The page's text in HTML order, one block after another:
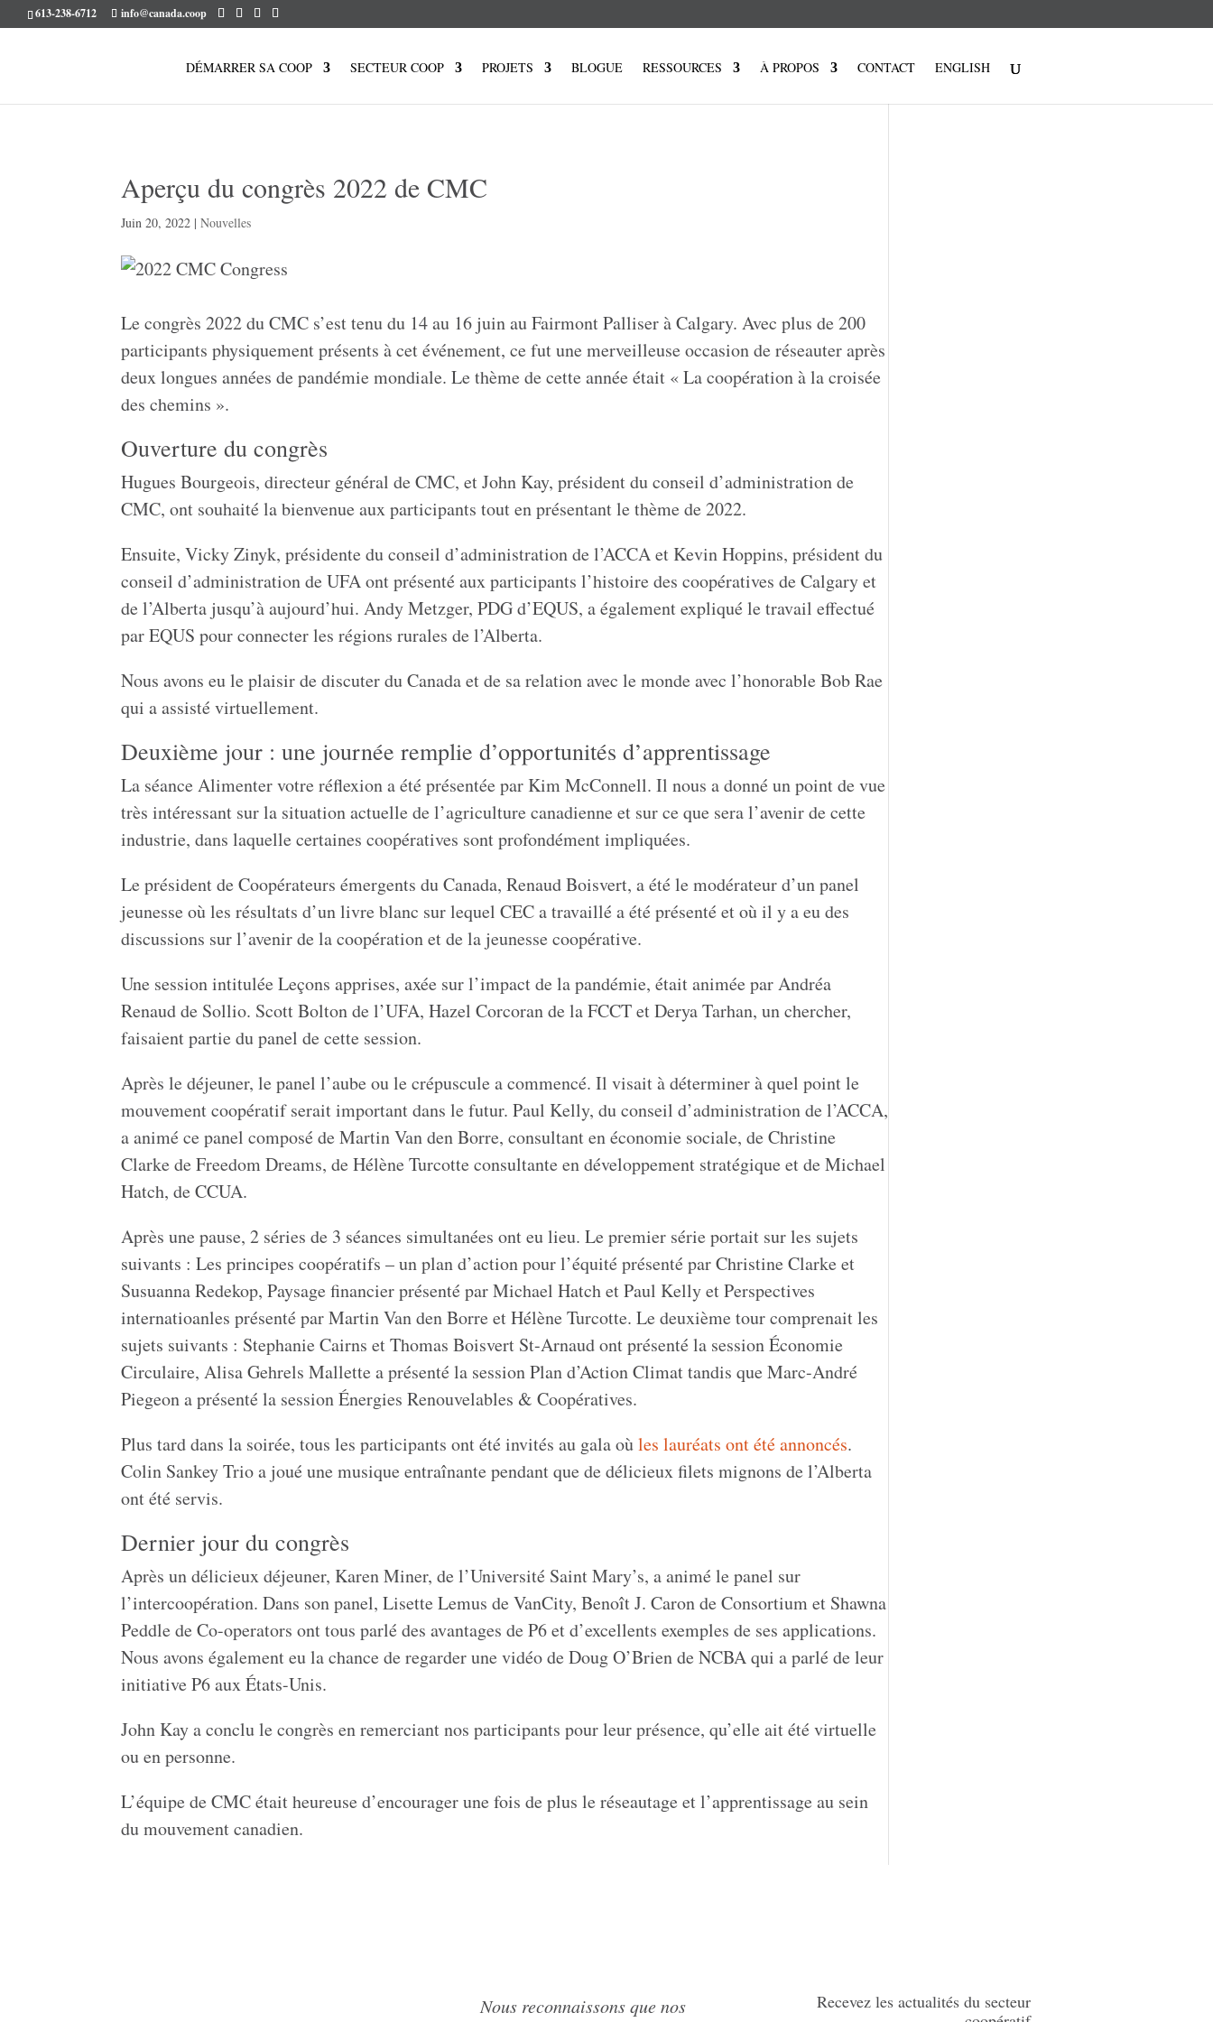
613-238-6712 info@canada.coop
DÉMARRER SA COOP SECTEUR COOP PROJETS BLOGUE RESSOURCES À PROPOS CONTACT ENGLISH
Aperçu du congrès 2022 de CMC
Juin 20, 2022 |Nouvelles
Le congrès 2022 du CMC s’est tenu du 14 au 16 juin au FairmontPalliserà Calgary. Avec plus de 200
participants physiquement présents à cet événement, ce fut une merveilleuse occasion de réseauter après
deux longues années de pandémie mondiale. Le thème de cette année était « La coopération à la croisée
des chemins ».
Ouverture du congrès
Hugues Bourgeois, directeur général de CMC, et John Kay, président du conseil d’administration de
CMC, ont souhaité la bienvenue aux participants tout en présentant le thème de 2022.
Ensuite, Vicky Zinyk, présidente du conseil d’administration de l’ACCA et Kevin Hoppins, président du
conseil d’administration de UFA ont présenté aux participants l’histoire des coopératives de Calgary et
de l’Alberta jusqu’à aujourd’hui. Andy Metzger, PDG d’EQUS, a également expliqué le travail effectué
par EQUS pour connecter les régions rurales de l’Alberta.
Nous avons eu le plaisir de discuter du Canada et de sa relation avec le monde avec l’honorable Bob Rae
qui a assisté virtuellement.
Deuxième jour : une journée remplie d’opportunités d’apprentissage
La séance Alimenter votre réflexion a été présentée par Kim McConnell. Il nous a donné un point de vue
très intéressant sur la situation actuelle de l’agriculture canadienne et sur ce que sera l’avenir de cette
industrie, dans laquelle certaines coopératives sont profondément impliquées.
Le président de Coopérateurs émergents du Canada, Renaud Boisvert, a été le modérateur d’un panel
jeunesse où les résultats d’un livre blanc sur lequel CEC a travaillé a été présenté et où il y a eu des
discussions sur l’avenir de la coopération et de la jeunesse coopérative.
Une session intitulée Leçons apprises, axée sur l’impact de la pandémie, était animée par Andréa
Renaud de Sollio. Scott Bolton de l’UFA, Hazel Corcoran de la FCCT et Derya Tarhan, un chercher,
faisaient partie du panel de cette session.
Après le déjeuner, le panel l’aube ou le crépuscule a commencé. Il visait à déterminer à quel point le
mouvement coopératif serait important dans le futur. Paul Kelly, du conseil d’administration de l’ACCA,
a animé ce panel composé de Martin Van den Borre, consultant en économie sociale, de Christine
Clarke de Freedom Dreams, de Hélène Turcotte consultante en développement stratégique et de Michael
Hatch, de CCUA.
Après une pause, 2 séries de 3 séances simultanées ont eu lieu. Le premier série portait sur les sujets
suivants : Les principes coopératifs – un plan d’action pour l’équité présenté par Christine Clarke et
Susuanna Redekop, Paysage financier présenté par Michael Hatch et Paul Kelly et Perspectives
internatioanles présenté par Martin Van den Borre et Hélène Turcotte. Le deuxième tour comprenait les
sujets suivants : Stephanie Cairns et Thomas Boisvert St-Arnaud ont présenté la session Économie
Circulaire, Alisa Gehrels Mallette a présenté la session Plan d’Action Climat tandis que Marc-André
Piegeon a présenté la session Énergies Renouvelables & Coopératives.
Plus tard dans la soirée, tous les participants ont été invités au gala oùles lauréats ont été annoncés.
Colin Sankey Trio a joué une musique entraînante pendant que de délicieux filets mignons de l’Alberta
ont été servis.
Dernier jour du congrès
Après un délicieux déjeuner, Karen Miner, de l’Université Saint Mary’s, a animé le panel sur
l’intercoopération. Dans son panel, Lisette Lemus de VanCity, Benoît J. Caron de Consortium et Shawna
Peddle de Co-operators ont tous parlé des avantages de P6 et d’excellents exemples de ses applications.
Nous avons également eu la chance de regarder une vidéo de Doug O’Brien de NCBA qui a parlé de leur
initiative P6 aux États-Unis.
John Kay a conclu le congrès en remerciant nos participants pour leur présence, qu’elle ait été virtuelle
ou en personne.
L’équipe de CMC était heureuse d’encourager une fois de plus le réseautage et l’apprentissage au sein
du mouvement canadien.
Nous reconnaissons que nos
Recevez les actualités du secteur